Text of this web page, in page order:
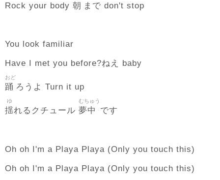
Rock your body 朝 まで don't stop
You look familiar
Have I met you before?ねえ baby
踊
おど
ろうよ Turn it up
揺
ゆ
れるクチュール 夢中
むちゅう
です
Oh oh I'm a Playa Playa (Only you touch this)
Oh oh I'm a Playa Playa (Only you touch this)